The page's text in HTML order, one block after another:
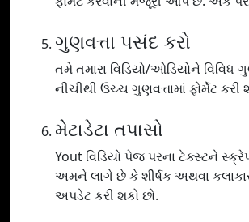
ગુણવત્તા પસંદ કરો
તમે તમારા વિડિયો/ઓડિયોને વિવિધ
નીચીથી ઉચ્ચ ગુણવત્તામાં ફોર્મેટ કરી
મેટાડેટા તપાસો
Yout વિડિયો પેજ પરના ટેક્સ્ટને
અમને લાગે છે કે શીર્ષક અથવા
અપડેટ કરી શકો છો.